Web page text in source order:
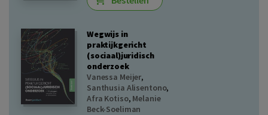
Wegwijs in
praktijkgericht
(sociaal)juridisch
onderzoek
Vanessa Meijer,
Santhusia Alisentono,
Afra Kotiso, Melanie
Beck-Soeliman